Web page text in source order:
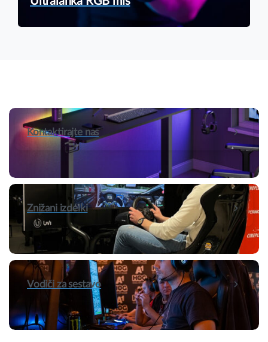
Kontaktirajte nas
Znižani izdelki
Vodiči za sestavo